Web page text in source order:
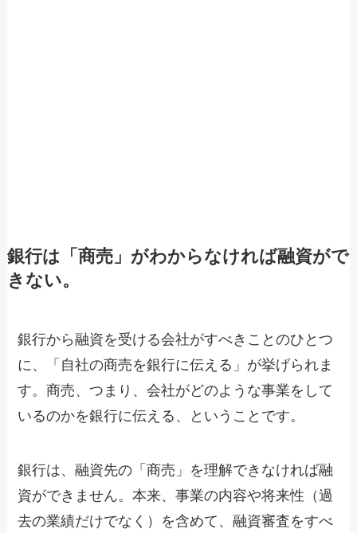
銀行は「商売」がわからなければ融資がで
きない。
銀行から融資を受ける会社がすべきことのひとつ
に、「自社の商売を銀行に伝える」が挙げられま
す。商売、つまり、会社がどのような事業をして
いるのかを銀行に伝える、ということです。
銀行は、融資先の「商売」を理解できなければ融
資ができません。本来、事業の内容や将来性（過
去の業績だけでなく）を含めて、融資審査をすべ